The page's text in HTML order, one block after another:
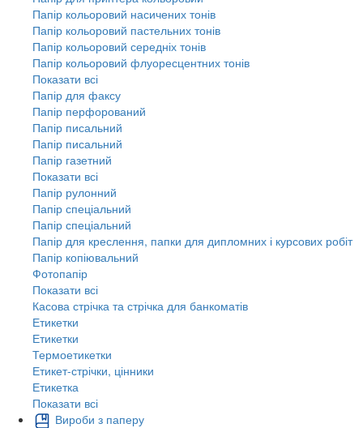
Папір кольоровий насичених тонів
Папір кольоровий пастельних тонів
Папір кольоровий середніх тонів
Папір кольоровий флуоресцентних тонів
Показати всі
Папір для факсу
Папір перфорований
Папір писальний
Папір писальний
Папір газетний
Показати всі
Папір рулонний
Папір спеціальний
Папір спеціальний
Папір для креслення, папки для дипломних і курсових робіт
Папір копіювальний
Фотопапір
Показати всі
Касова стрічка та стрічка для банкоматів
Етикетки
Етикетки
Термоетикетки
Етикет-стрічки, цінники
Етикетка
Показати всі
Вироби з паперу